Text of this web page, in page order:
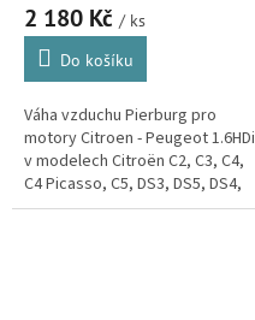
728342060)
2 180 Kč / ks
Do košíku
Váha vzduchu Pierburg pro
motory Citroen - Peugeot 1.6HDi
v modelech Citroën C2, C3, C4,
C4 Picasso, C5, DS3, DS5, DS4,
Jumper, Xsara Picasso a